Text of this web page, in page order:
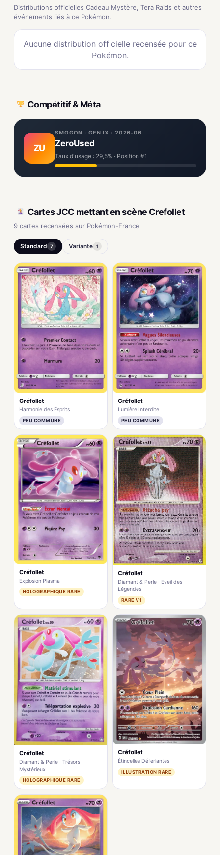
Distributions officielles Cadeau Mystère, Tera Raids et autres
événements liés à ce Pokémon.
Aucune distribution officielle recensée pour ce
Pokémon.
Compétitif & Méta
ZU
SMOGON · GEN IX · 2026-06
ZeroUsed
Taux d'usage : 29,5% · Position #1
Cartes JCC mettant en scène Crefollet
9 cartes recensées sur Pokémon-France
Standard 7 Variante 1
Créfollet
Harmonie des Esprits
PEU COMMUNE
Créfollet
Lumière Interdite
PEU COMMUNE
Créfollet
Explosion Plasma
HOLOGRAPHIQUE RARE
Créfollet
Diamant & Perle : Eveil des
Légendes
RARE V1
Créfollet
Diamant & Perle : Trésors
Mystérieux
HOLOGRAPHIQUE RARE
Créfollet
Étincelles Déferlantes
ILLUSTRATION RARE